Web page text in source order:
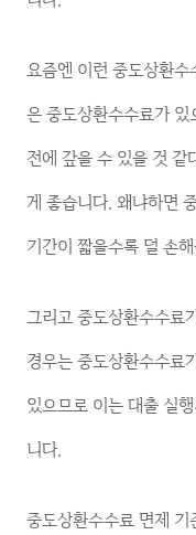
요즘엔 이런 중도상환
은 중도상환수수료가
전에 갚을 수 있을 것 같
게 좋습니다. 왜냐하면
기간이 짧을수록 덜 손
그리고 중도상환수수료
경우는 중도상환수수료
있으므로 이는 대출 실
니다.
중도상환수수료 면제